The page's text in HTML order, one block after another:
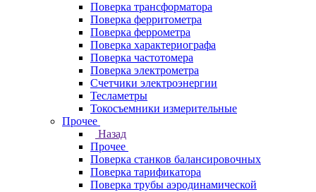
Поверка трансформатора
Поверка ферритометра
Поверка феррометра
Поверка характериографа
Поверка частотомера
Поверка электрометра
Счетчики электроэнергии
Тесламетры
Токосъемники измерительные
Прочее
Назад
Прочее
Поверка станков балансировочных
Поверка тарификатора
Поверка трубы аэродинамической